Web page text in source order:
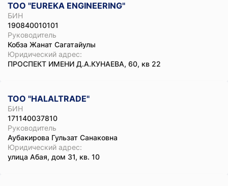
ТОО "EUREKA ENGINEERING"
БИН
190840010101
Руководитель
Кобза Жанат Сагатайулы
Юридический адрес:
ПРОСПЕКТ ИМЕНИ Д.А.КУНАЕВА, 60, кв 22
ТОО "HALALTRADE"
БИН
171140037810
Руководитель
Аубакирова Гульзат Санаковна
Юридический адрес:
улица Абая, дом 31, кв. 10